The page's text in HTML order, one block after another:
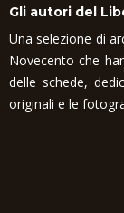
Gli autori del
Una selezione di
Novecento che
delle schede,
originali e le